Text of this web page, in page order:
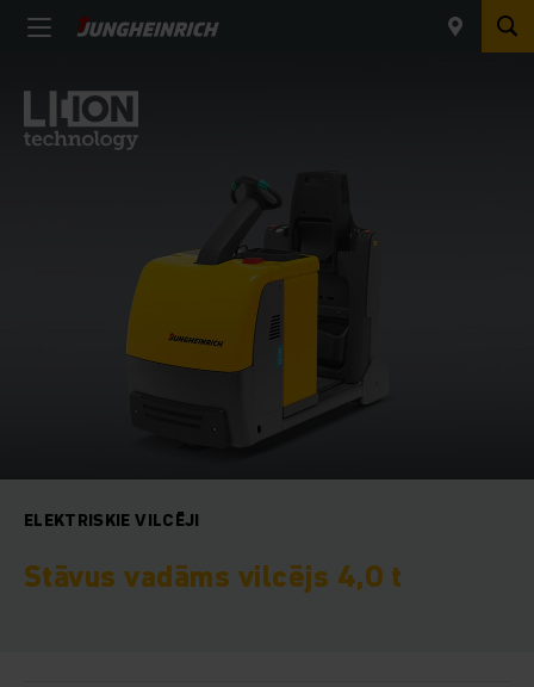
ELEKTRISKIE VILCĒJI
Stāvus vadāms vilcējs 4,0 t